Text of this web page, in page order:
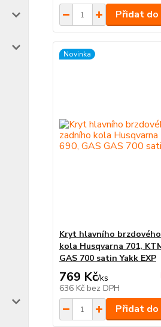
Přidat do
Novinka
Kryt hlavního
kola Husqvarna 701,
GAS 700 satin Yakk EXP
769 Kč/ks
636 Kč bez DPH
Přidat do